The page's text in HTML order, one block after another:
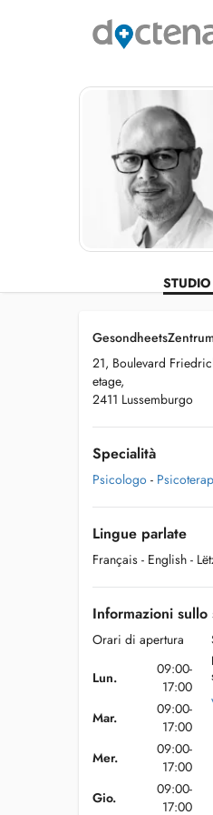
21, Boulevard
etage,
2411 Lussemburgo
Specialità
Psicologo -
Lingue parlate
Français - English -
Informazioni
Orari di apertura
Lun.
09:00-
17:00
Mar.
09:00-
17:00
Mer.
09:00-
17:00
Gio.
09:00-
17:00